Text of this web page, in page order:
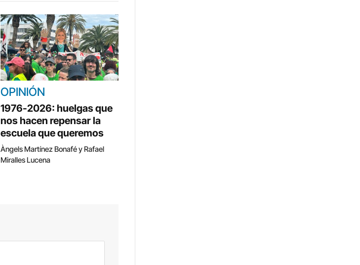
OPINIÓN
1976-2026: huelgas que
nos hacen repensar la
escuela que queremos
Àngels Martínez Bonafé y Rafael
Miralles Lucena